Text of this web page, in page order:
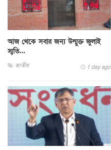
আজ থেকে সবার জন্য উন্মুক্ত জুলাই
স্মৃতি...
জাতীয় 1 day ago